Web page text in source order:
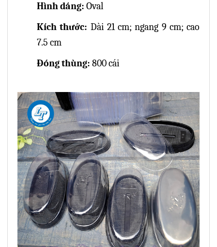
Hình dáng: Oval
Kích thước: Dài 21 cm; ngang 9 cm; cao
7.5 cm
Đóng thùng: 800 cái